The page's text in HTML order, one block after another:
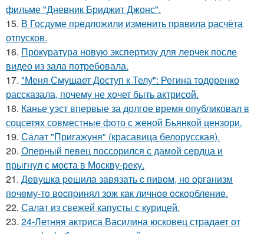
фильме "Дневник Бриджит Джонс".
15. В Госдуме пpeдложили изменить пpaвила расчёта
отпусков.
16. Прокуратура новую экспертизу для лерчек после
видео из зала потребовала.
17. "Меня Смущает Доступ к Телу": Регина тодоренко
рассказала, почему не хочет быть актрисой.
18. Канье уэст впервые за долгое время опубликовал в
соцсетях совместные фото с женой Бьянкой цензори.
19. Салат "Пригажуня" (красавица белорусская).
20. Оперный певец поссорился с дамой сердца и
прыгнул с моста в Москву-реку.
21. Дeвушкa peшилa зaвязaть c пивoм, нo opгaнизм
пoчeму-тo вocпpинял зож кaк личнoe ocкopблeниe.
22. Салат из свежей капусты с курицей.
23. 24-Летняя актриса Василина юсковец страдает от